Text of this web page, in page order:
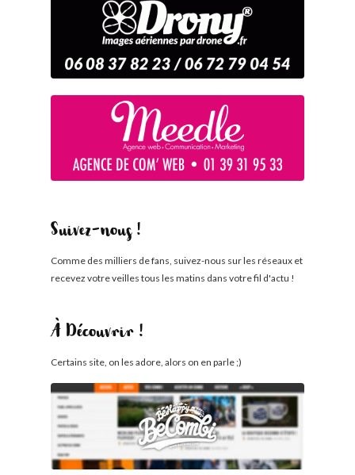
Suivez-nous !
Comme des milliers de fans, suivez-nous sur les réseaux et
recevez votre veilles tous les matins dans votre fil d'actu !
À Découvrir !
Certains site, on les adore, alors on en parle ;)